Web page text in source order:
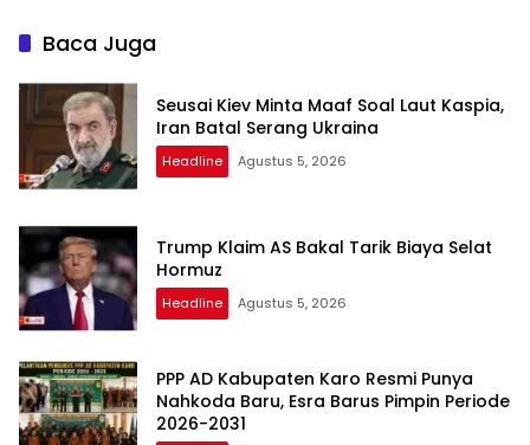
Baca Juga
Seusai Kiev Minta Maaf Soal Laut Kaspia,
Iran Batal Serang Ukraina
Headline Agustus 5, 2026
Trump Klaim AS Bakal Tarik Biaya Selat
Hormuz
Headline Agustus 5, 2026
PPP AD Kabupaten Karo Resmi Punya
Nahkoda Baru, Esra Barus Pimpin Periode
2026-2031